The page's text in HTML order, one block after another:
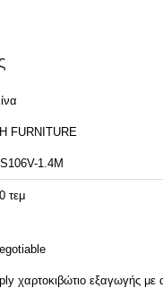
FURNITURE
1.4M
τεμ
χαρτοκιβώτιο εξαγωγής